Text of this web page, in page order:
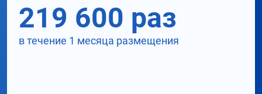
219 600 раз
в течение 1 месяца размещения